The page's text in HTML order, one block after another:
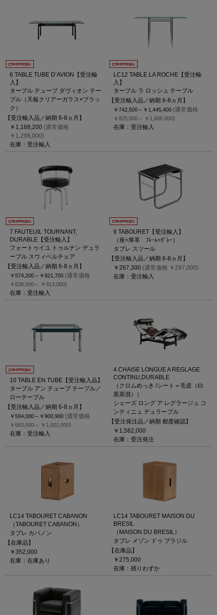
6 TABLE TUBE D’AVION【受注輸
入】
ターブル テューブ ダヴィオン テー
ブル（天板クリアーガラス×ブラッ
ク）
【受注輸入品／納期 6-8ヵ月】
￥1,168,200 (通常価格
￥1,298,000)
在庫：受注輸入
LC12 TABLE LA ROCHE【受注輸
入】
ターブル ラ ロッシュ テーブル
【受注輸入品／納期 6-8ヵ月】
￥742,500～ ￥1,445,400 (通常価格
￥825,000～ ￥1,606,000)
在庫：受注輸入
7 FAUTEUIL TOURNANT,
DURABLE【受注輸入】
フォートゥイユ トゥルナン デュラ
ーブル スウィベルチェア
【受注輸入品／納期 6-8ヵ月】
￥574,200～ ￥821,700 (通常価格
￥638,000～ ￥913,000)
在庫：受注輸入
9 TABOURET【受注輸入】
（座=厚革 ﾌﾚｰﾑ=ｸﾞﾚｰ）
タブレ スツール
【受注輸入品／納期 6-8ヵ月】
￥267,300 (通常価格 ￥297,000)
在庫：受注輸入
10 TABLE EN TUBE【受注輸入品】
ターブル アン テューブ テーブル／
ローテーブル
【受注輸入品／納期 6-8ヵ月】
￥594,000～ ￥900,900 (通常価格
￥660,000～ ￥1,001,000)
在庫：受注輸入
4 CHAISE LONGUE A REGLAGE
CONTINU,DURABLE
（クロムめっき /シート＝毛皮（白
黒茶混））
シェーズ ロング ア レグラージュ コ
ンティニュ デュラーブル
【受注発注品／納期 都度確認】
￥1,562,000
在庫：受注発注
LC14 TABOURET CABANON
（TABOURET CABANON）
タブレ カバノン
【在庫品】
￥352,000
在庫：在庫あり
LC14 TABOURET MAISON DU
BRESIL
（MAISON DU BRESIL）
タブレ メゾン ドゥ ブラジル
【在庫品】
￥275,000
在庫：残りわずか